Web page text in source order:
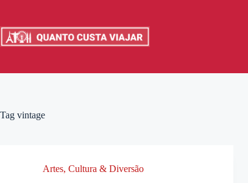
o
conteúdo
Tag vintage
Artes, Cultura & Diversão